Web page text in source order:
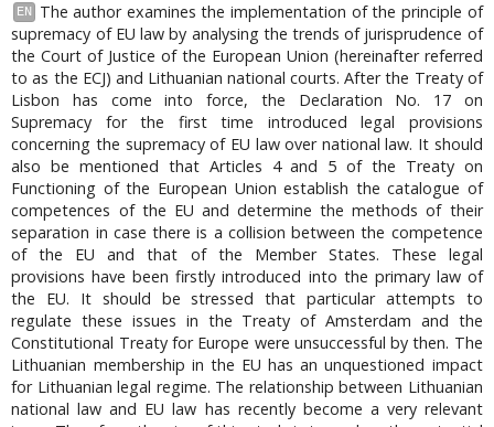
EN
The author examines the implementation of the principle of
supremacy of EU law by analysing the trends of jurisprudence of
the Court of Justice of the European Union (hereinafter referred
to as the ECJ) and Lithuanian national courts. After the Treaty of
Lisbon has come into force, the Declaration No. 17 on
Supremacy for the first time introduced legal provisions
concerning the supremacy of EU law over national law. It should
also be mentioned that Articles 4 and 5 of the Treaty on
Functioning of the European Union establish the catalogue of
competences of the EU and determine the methods of their
separation in case there is a collision between the competence
of the EU and that of the Member States. These legal
provisions have been firstly introduced into the primary law of
the EU. It should be stressed that particular attempts to
regulate these issues in the Treaty of Amsterdam and the
Constitutional Treaty for Europe were unsuccessful by then. The
Lithuanian membership in the EU has an unquestioned impact
for Lithuanian legal regime. The relationship between Lithuanian
national law and EU law has recently become a very relevant